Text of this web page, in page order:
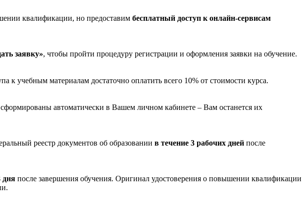
квалификации, но предоставим бесплатный доступ к онлайн-сервисам
заявку», чтобы пройти процедуру регистрации и оформления заявки на обучение.
к учебным материалам достаточно оплатить всего 10% от стоимости курса.
автоматически в Вашем личном кабинете – Вам останется их
реестр документов об образовании в течение 3 рабочих дней после
дня после завершения обучения. Оригинал удостоверения о повышении квалификации